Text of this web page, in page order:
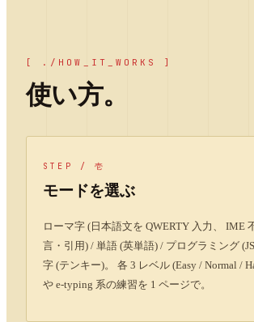
[ ./HOW_IT_WORKS ]
使い方。
STEP /壱
モードを選ぶ
ローマ字 (日本語文を QWERTY 入力、 IME
言・引用) / 単語 (英単語) / プログラミング
字 (テンキー)。 各 3 レベル (Easy / Normal /
や e-typing 系の練習を 1 ページで。